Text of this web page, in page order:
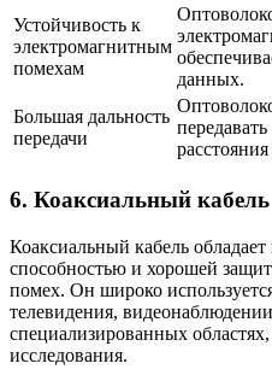
Устойчивость к
электромагнитным
помехам
данных.
Большая дальность
передачи
6. Коаксиальный кабель
Коаксиальный кабель
способностью и хорошей
помех. Он широко
телевидения,
специализированных
исследования.